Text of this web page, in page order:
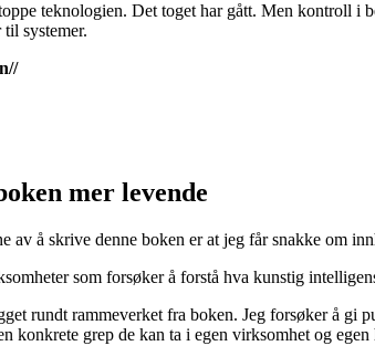
teknologien. Det toget har gått. Men kontroll i
systemer.
mer levende
av å skrive denne boken er at jeg får snakke om
som forsøker å forstå hva kunstig
rundt rammeverket fra boken. Jeg forsøker å
konkrete grep de kan ta i egen virksomhet og egen